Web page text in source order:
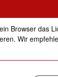
Browser das
Wir